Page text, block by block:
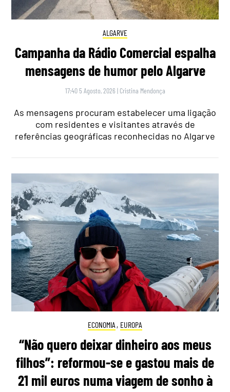
ALGARVE
Campanha da Rádio Comercial espalha
mensagens de humor pelo Algarve
17:40 5 Agosto, 2026 | Cristina Mendonça
As mensagens procuram estabelecer uma ligação
com residentes e visitantes através de
referências geográficas reconhecidas no Algarve
ECONOMIA , EUROPA
“Não quero deixar dinheiro aos meus
filhos”: reformou-se e gastou mais de
21 mil euros numa viagem de sonho à